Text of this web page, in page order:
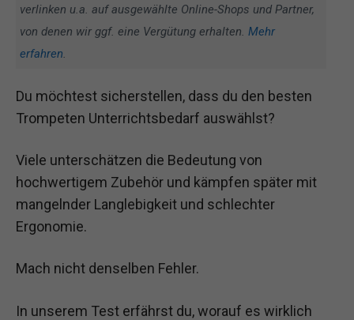
verlinken u.a. auf ausgewählte Online-Shops und Partner,
von denen wir ggf. eine Vergütung erhalten. Mehr
erfahren.
Du möchtest sicherstellen, dass du den besten
Trompeten Unterrichtsbedarf auswählst?
Viele unterschätzen die Bedeutung von
hochwertigem Zubehör und kämpfen später mit
mangelnder Langlebigkeit und schlechter
Ergonomie.
Mach nicht denselben Fehler.
In unserem Test erfährst du, worauf es wirklich